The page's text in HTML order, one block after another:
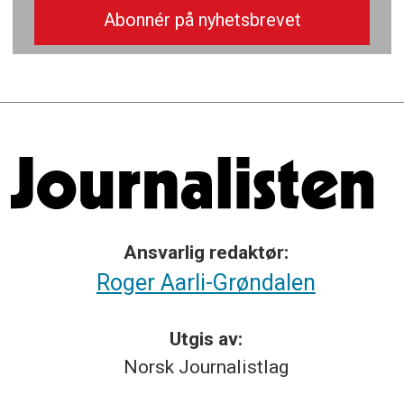
Ansvarlig redaktør:
Roger Aarli-Grøndalen
Utgis av:
Norsk Journalistlag